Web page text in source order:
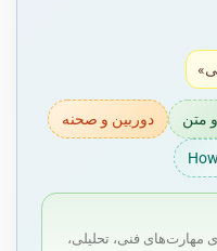
متن دوربین و صحنه
مهارت‌های فنی، تحلیلی،